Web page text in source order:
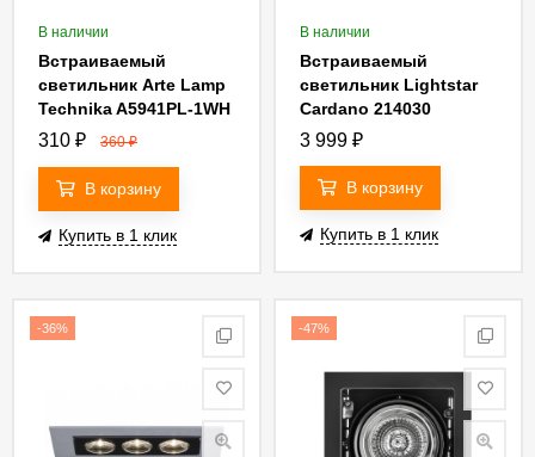
В наличии
Встраиваемый
светильник Arte Lamp
Technika A5941PL-1WH
310 ₽ 360₽
В корзину
Купить в 1 клик
В наличии
Встраиваемый
светильник Lightstar
Cardano 214030
3 999 ₽
В корзину
Купить в 1 клик
-36% -47%